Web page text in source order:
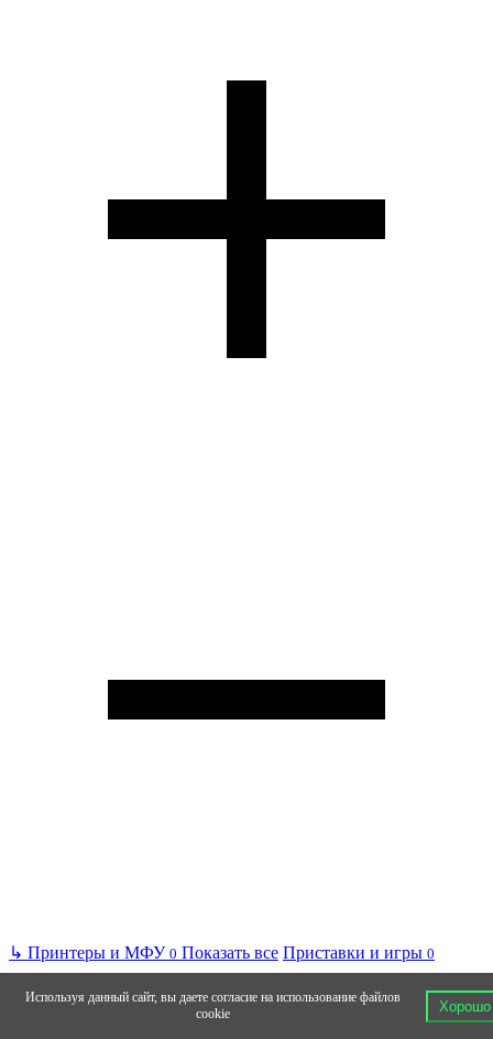
↳ Принтеры и МФУ 0 Показать все Приставки и игры 0
Используя данный сайт, вы даете согласие на использование файлов
cookie
Хорошо